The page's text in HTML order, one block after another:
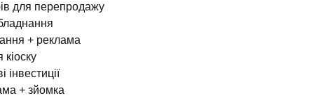
для перепродажу
+ реклама
+ зйомка